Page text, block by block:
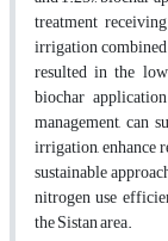
treatment
irrigation
resulted in the
biochar
management, can
irrigation, enhance
sustainable
nitrogen use
the Sistan area.